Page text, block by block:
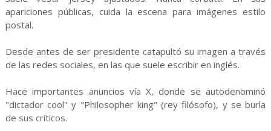
apariciones públicas, cuida la escena para imágenes estilo
postal.
Desde antes de ser presidente catapultó su imagen a través
de las redes sociales, en las que suele escribir en inglés.
Hace importantes anuncios vía X, donde se autodenominó
"dictador cool" y "Philosopher king" (rey filósofo), y se burla
de sus críticos.